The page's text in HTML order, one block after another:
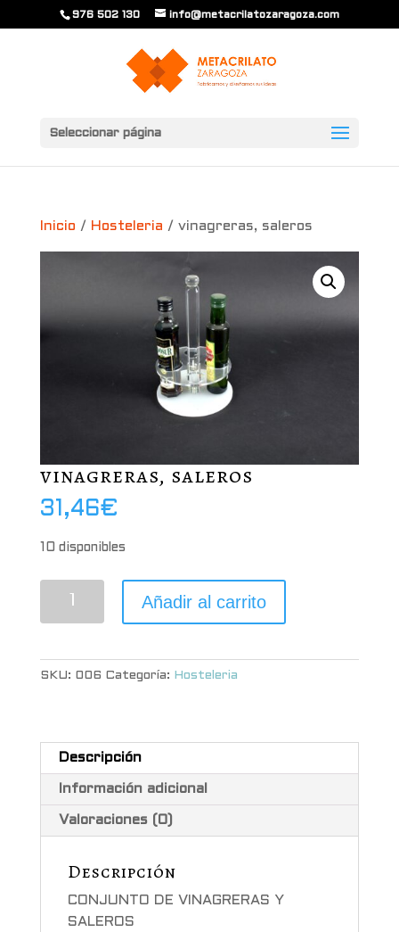
976 502 130 info@metacrilatozaragoza.com
Seleccionar página
Inicio / Hosteleria / vinagreras, saleros
vinagreras, saleros
31,46€
10 disponibles
Añadir al carrito
SKU: 006 Categoría: Hosteleria
Descripción
Información adicional
Valoraciones (0)
Descripción
CONJUNTO DE VINAGRERAS Y
SALEROS